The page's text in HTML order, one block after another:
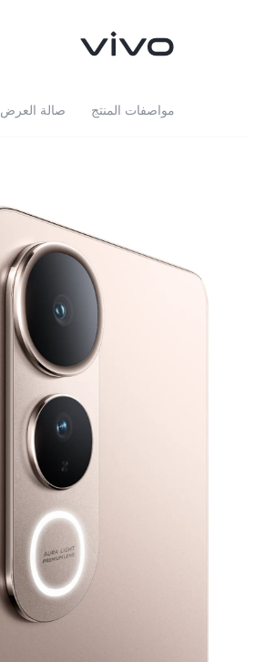
صالة العرض مواصفات المنتج